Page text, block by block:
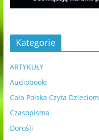
Kategorie
ARTYKUŁY
Audiobooki
Cała Polska Czyta Dzieciom
Czasopisma
Dorośli